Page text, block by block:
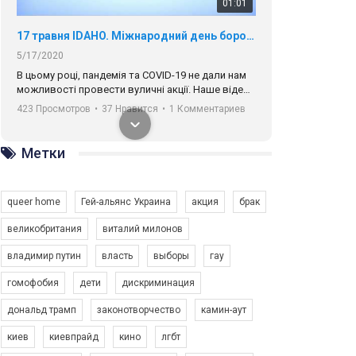
01:01
17 травня IDAHO. Міжнародний день боротьби з гомофобією трансфобією і біфобія.
5/17/2020
В цьому році, пандемія та COVІD-19 не дали нам
можливості провести вуличні акції. Наше відео-
звернення про те, що навіть коли ми у різних
містах та не можемо зустрінеться, ми разом. Ми
закликаємо всіх хто поділяє цінності рівності та
солідарності, приєднатися до нас. Регіональні
підрозділи ГАУ є в 16 областях України.
423 Просмотров • 37 Нравится • 1 Комментариев
Зупинимо насильство проти ЛГБТ в Україні! Stop violence against LGBT in Ukraine!
Емоційний та вражаючий промо-ролік на
Метки
queer home Гей-альянс Украина акция брак
великобритания виталий милонов
владимир путин власть выборы гау
гомофобия дети дискриминация
дональд трамп законотворчество камин-аут
киев киевпрайд кино лгбт